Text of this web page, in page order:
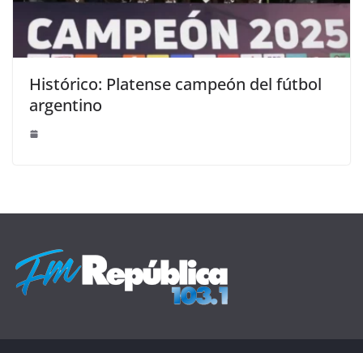
Histórico: Platense campeón del fútbol
argentino